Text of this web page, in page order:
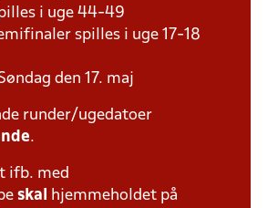
i uge 44-49
spilles i uge 17-18
den 17. maj
runder/ugedatoer
.
ifb. med
skal hjemmeholdet på